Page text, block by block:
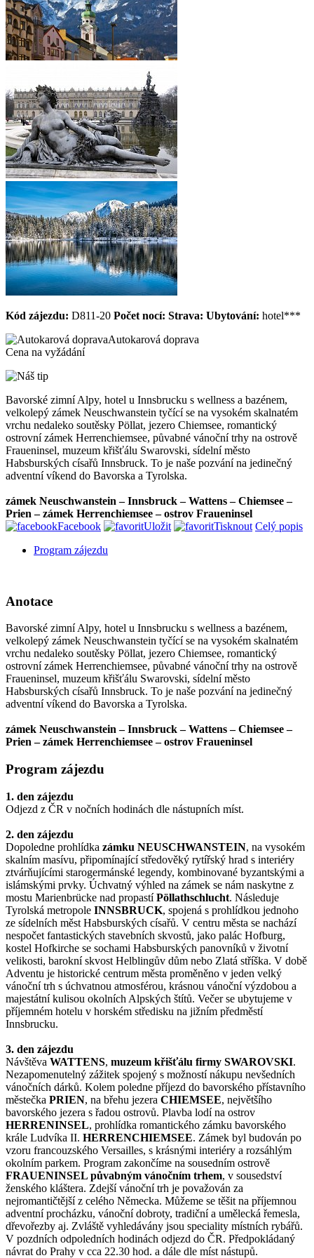
Kód zájezdu: D811-20 Počet nocí: Strava: Ubytování: hotel***
Autokarová doprava
Cena na vyžádání
Bavorské zimní Alpy, hotel u Innsbrucku s wellness a bazénem,
velkolepý zámek Neuschwanstein tyčící se na vysokém skalnatém
vrchu nedaleko soutěsky Pöllat, jezero Chiemsee, romantický
ostrovní zámek Herrenchiemsee, půvabné vánoční trhy na ostrově
Fraueninsel, muzeum křišťálu Swarovski, sídelní město
Habsburských císařů Innsbruck. To je naše pozvání na jedinečný
adventní víkend do Bavorska a Tyrolska.
zámek Neuschwanstein – Innsbruck – Wattens – Chiemsee –
Prien – zámek Herrenchiemsee – ostrov Fraueninsel
Facebook
Uložit Tisknout Celý popis
Program zájezdu
Anotace
Bavorské zimní Alpy, hotel u Innsbrucku s wellness a bazénem,
velkolepý zámek Neuschwanstein tyčící se na vysokém skalnatém
vrchu nedaleko soutěsky Pöllat, jezero Chiemsee, romantický
ostrovní zámek Herrenchiemsee, půvabné vánoční trhy na ostrově
Fraueninsel, muzeum křišťálu Swarovski, sídelní město
Habsburských císařů Innsbruck. To je naše pozvání na jedinečný
adventní víkend do Bavorska a Tyrolska.
zámek Neuschwanstein – Innsbruck – Wattens – Chiemsee –
Prien – zámek Herrenchiemsee – ostrov Fraueninsel
Program zájezdu
1. den zájezdu
Odjezd z ČR v nočních hodinách dle nástupních míst.
2. den zájezdu
Dopoledne prohlídka zámku NEUSCHWANSTEIN, na vysokém
skalním masívu, připomínající středověký rytířský hrad s interiéry
ztvárňujícími starogermánské legendy, kombinované byzantskými a
islámskými prvky. Úchvatný výhled na zámek se nám naskytne z
mostu Marienbrücke nad propastíPöllathschlucht. Následuje
Tyrolská metropole INNSBRUCK, spojená s prohlídkou jednoho
ze sídelních měst Habsburských císařů. V centru města se nachází
nespočet fantastických stavebních skvostů, jako palác Hofburg,
kostel Hofkirche se sochami Habsburských panovníků v životní
velikosti, barokní skvost Helblingův dům nebo Zlatá stříška. V době
Adventu je historické centrum města proměněno v jeden velký
vánoční trh s úchvatnou atmosférou, krásnou vánoční výzdobou a
majestátní kulisou okolních Alpských štítů. Večer se ubytujeme v
příjemném hotelu v horském středisku na jižním předměstí
Innsbrucku.
3. den zájezdu
Návštěva WATTENS, muzeum křišťálu firmy SWAROVSKI.
Nezapomenutelný zážitek spojený s možností nákupu nevšedních
vánočních dárků. Kolem poledne příjezd do bavorského přístavního
městečka PRIEN, na břehu jezera CHIEMSEE, největšího
bavorského jezera s řadou ostrovů. Plavba lodí na ostrov
HERRENINSEL, prohlídka romantického zámku bavorského
krále Ludvíka II. HERRENCHIEMSEE. Zámek byl budován po
vzoru francouzského Versailles, s krásnými interiéry a rozsáhlým
okolním parkem. Program zakončíme na sousedním ostrově
FRAUENINSEL půvabným vánočním trhem, v sousedství
ženského kláštera. Zdejší vánoční trh je považován za
nejromantičtější z celého Německa. Můžeme se těšit na příjemnou
adventní procházku, vánoční dobroty, tradiční a umělecká řemesla,
dřevořezby aj. Zvláště vyhledávány jsou speciality místních rybářů.
V pozdních odpoledních hodinách odjezd do ČR. Předpokládaný
návrat do Prahy v cca 22.30 hod. a dále dle míst nástupů.